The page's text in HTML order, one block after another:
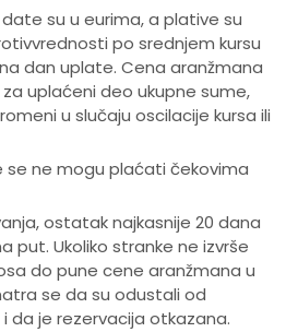
su u eurima, a plative su
po srednjem kursu
dan uplate. Cena aranžmana
uplaćeni deo ukupne sume,
u slučaju oscilacije kursa ili
se ne mogu plaćati čekovima
ostatak najkasnije 20 dana
put. Ukoliko stranke ne izvrše
do pune cene aranžmana u
se da su odustali od
da je rezervacija otkazana.